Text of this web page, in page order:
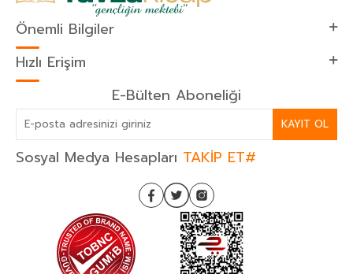
Önemli Bilgiler
Hızlı Erişim
E-Bülten Aboneliği
KAYIT OL
Sosyal Medya Hesapları TAKİP ET#